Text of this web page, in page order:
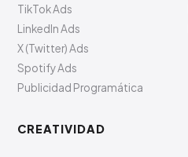
TikTok Ads
LinkedIn Ads
X (Twitter) Ads
Spotify Ads
Publicidad Programática
CREATIVIDAD